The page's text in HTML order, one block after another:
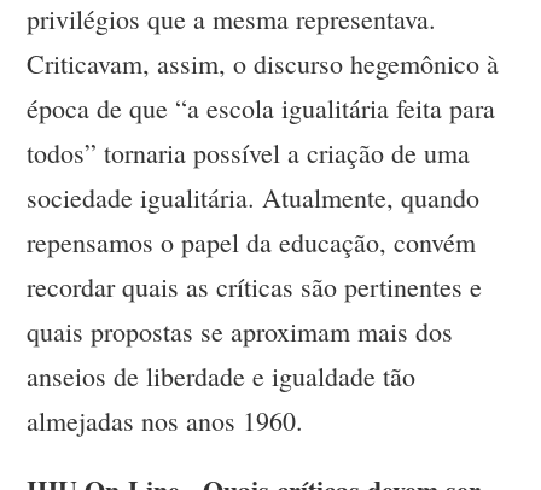
privilégios que a mesma representava.
Criticavam, assim, o discurso hegemônico à
época de que “a escola igualitária feita para
todos” tornaria possível a criação de uma
sociedade igualitária. Atualmente, quando
repensamos o papel da educação, convém
recordar quais as críticas são pertinentes e
quais propostas se aproximam mais dos
anseios de liberdade e igualdade tão
almejadas nos anos 1960.